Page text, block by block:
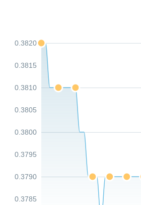
0.3785
0.3790
0.3795
0.3800
0.3805
0.3810
0.3815
0.3820